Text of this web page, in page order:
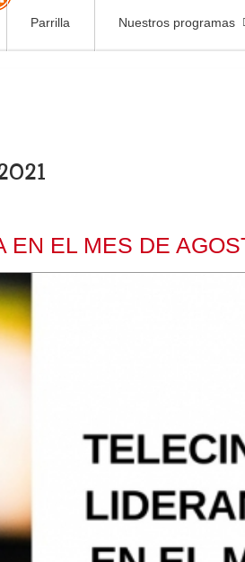
Parrilla Nuestros programas
EN EL MES DE